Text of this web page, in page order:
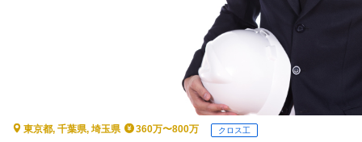
・現場での加工はほとんどナシ！体への負担も少なめです◎
13:00 作業スタート
東京都, 千葉県, 埼玉県 360万〜800万 クロス工